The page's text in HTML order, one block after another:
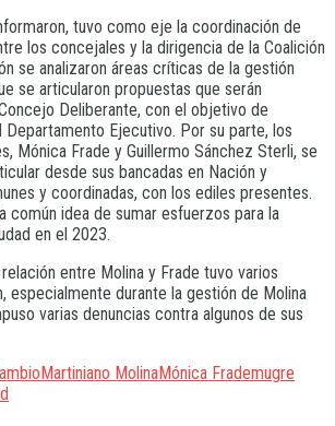
tuvo como eje la coordinación de
los concejales y la dirigencia de la Coalición
se analizaron áreas críticas de la gestión
se articularon propuestas que serán
Deliberante, con el objetivo de
Departamento Ejecutivo. Por su parte, los
Mónica Frade y Guillermo Sánchez Sterli, se
desde sus bancadas en Nación y
y coordinadas, con los ediles presentes.
común idea de sumar esfuerzos para la
en el 2023.
entre Molina y Frade tuvo varios
especialmente durante la gestión de Molina
varias denuncias contra algunos de sus
Martiniano MolinaMónica Frademugre